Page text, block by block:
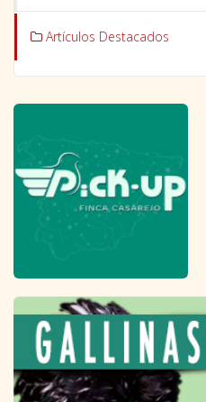
Artículos Destacados